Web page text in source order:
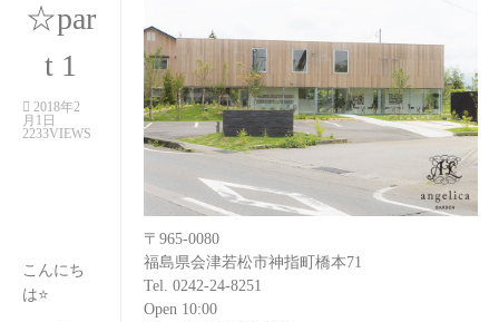
☆par
t 1
2018年2
月1日
2233VIEWS
こんにち
は⭐️
〒965-0080
福島県会津若松市神指町橋本71
Tel. 0242-24-8251
Open 10:00